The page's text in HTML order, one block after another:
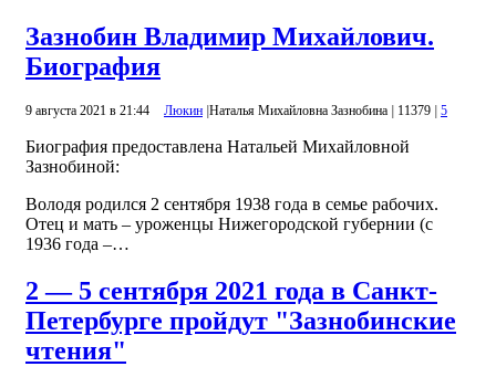
Зазнобин Владимир Михайлович.
Биография
9 августа 2021 в 21:44 Люкин Наталья Михайловна Зазнобина 11379 5
Биография предоставлена Натальей Михайловной
Зазнобиной:
Володя родился 2 сентября 1938 года в семье рабочих.
Отец и мать – уроженцы Нижегородской губернии (с
1936 года –…
2 — 5 сентября 2021 года в Санкт-
Петербурге пройдут "Зазнобинские
чтения"